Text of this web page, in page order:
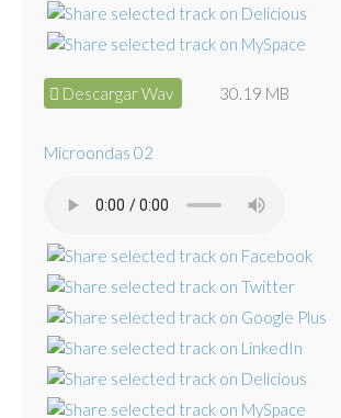
Descargar Wav 30.19 MB
Microondas 02